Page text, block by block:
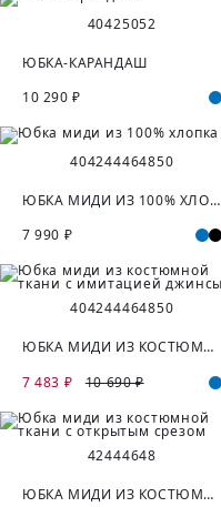
40425052
ЮБКА-КАРАНДАШ
10 290 ₽
404244464850
ЮБКА МИДИ ИЗ 100% ХЛОПКА
7 990 ₽
404244464850
ЮБКА МИДИ ИЗ КОСТЮМНОЙ ТКАНИ С ИМИТАЦИЕЙ ДЖИНСЫ
7 483 ₽
10 690 ₽
42444648
ЮБКА МИДИ ИЗ КОСТЮМНОЙ ТКАНИ С ОТКРЫТЫМ СРЕЗОМ